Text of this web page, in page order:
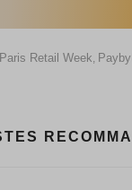
Paris Retail Week